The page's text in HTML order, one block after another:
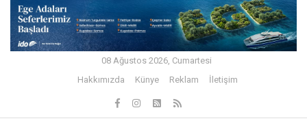
08 Ağustos 2026, Cumartesi
Hakkımızda
Künye Reklam İletişim